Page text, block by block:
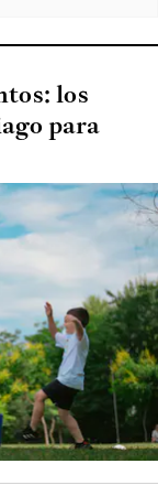
los
para